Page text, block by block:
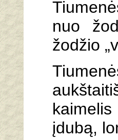
nuo
žodžio
įdubą,